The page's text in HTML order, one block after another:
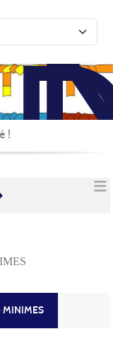
!
MINIMES